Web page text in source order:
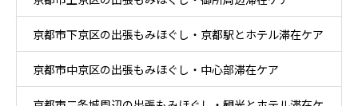
京都市下京区の出張もみほぐし・京都駅とホテル滞在ケア
京都市中京区の出張もみほぐし・中心部滞在ケア